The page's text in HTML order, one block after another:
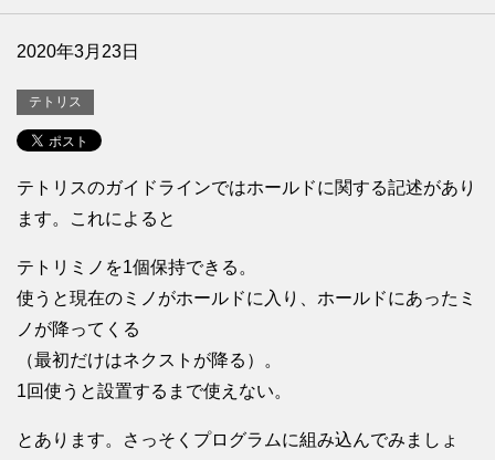
2020年3月23日
テトリス
テトリスのガイドラインではホールドに関する記述があり
ます。これによると
テトリミノを1個保持できる。
使うと現在のミノがホールドに入り、ホールドにあったミ
ノが降ってくる
（最初だけはネクストが降る）。
1回使うと設置するまで使えない。
とあります。さっそくプログラムに組み込んでみましょ